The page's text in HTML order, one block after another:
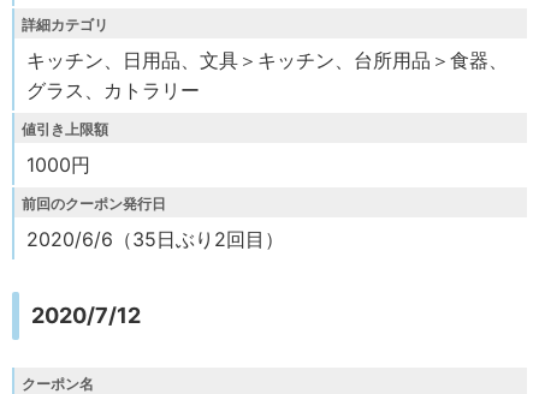
詳細カテゴリ
キッチン、日用品、文具＞キッチン、台所用品＞食器、
グラス、カトラリー
値引き上限額
1000円
前回のクーポン発行日
2020/6/6（35日ぶり2回目）
2020/7/12
クーポン名